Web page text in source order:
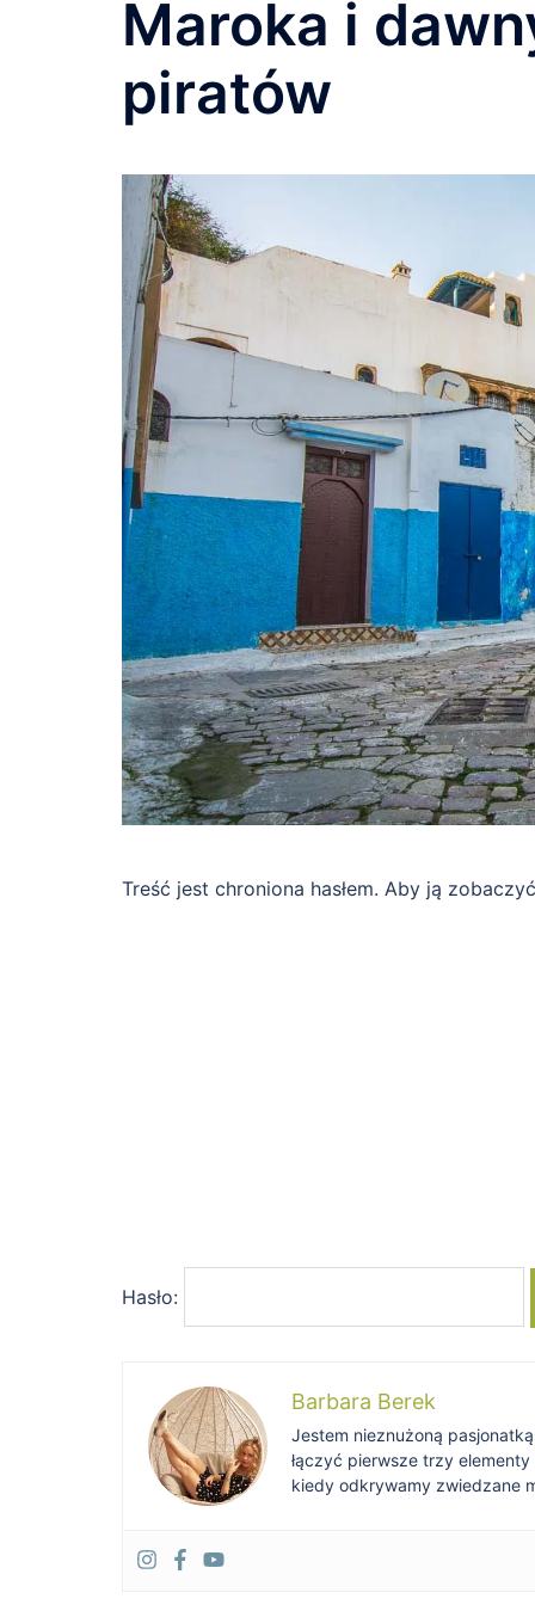
Maroka i
piratów
Treść jest chroniona hasłem. Aby ją
Hasło:
Barbara Berek
Jestem nieznużoną
łączyć pierwsze trzy
kiedy odkrywamy zwiedzane